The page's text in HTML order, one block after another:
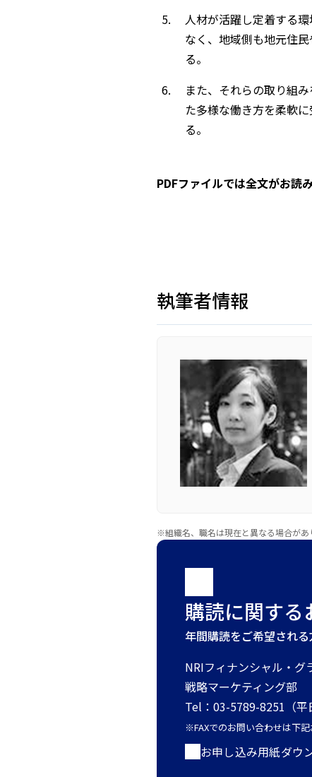
人材が活躍し定着する
なく、地域側も地元住
る。
また、それらの取り組
た多様な働き方を柔軟
る。
PDFファイルでは全文がお読
執筆者情報
※組織名、職名は現在と異なる場合があ
購読に関する
年間購読をご希望され
NRIフィナンシャル・グ
戦略マーケティング部
Tel：03-5789-8251（
※FAXでのお問い合わせは下
お申し込み用紙ダウ